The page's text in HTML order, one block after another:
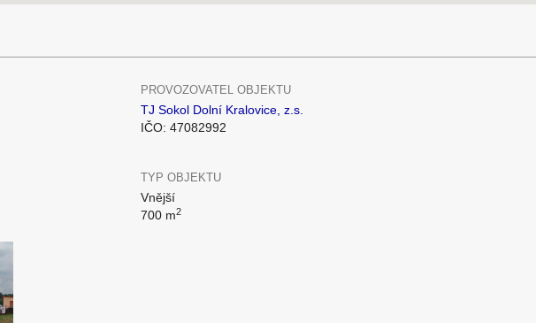
PROVOZOVATEL OBJEKTU
TJ Sokol Dolní Kralovice, z.s.
IČO: 47082992
TYP OBJEKTU
Vnější
700 m2